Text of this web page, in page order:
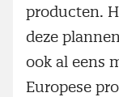
producten.
deze
ook al eens
Europese